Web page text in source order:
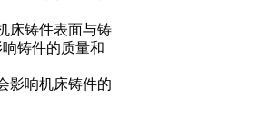
床铸件表面与铸
铸件的质量和
影响机床铸件的